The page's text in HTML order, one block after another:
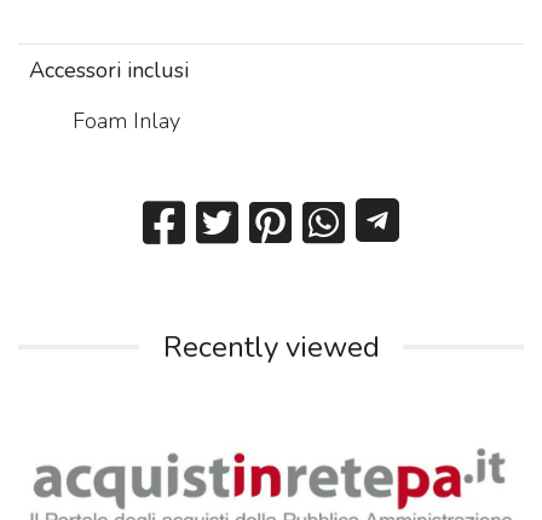
Accessori inclusi
Foam Inlay
Recently viewed